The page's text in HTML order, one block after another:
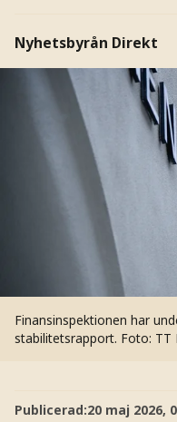
Nyhetsbyrån Direkt
Finansinspektionen har
stabilitetsrapport. Foto: TT
Publicerad:20 maj 2026,